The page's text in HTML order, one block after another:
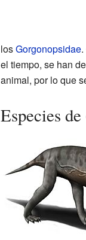
losGorgonopsidae.
el tiempo, se han
animal, por lo que
Especies de